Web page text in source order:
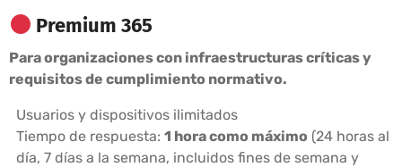
Premium 365
Para organizaciones con infraestructuras críticas y
requisitos de cumplimiento normativo.
Usuarios y dispositivos ilimitados
Tiempo de respuesta: 1 hora como máximo (24 horas al
día, 7 días a la semana, incluidos fines de semana y